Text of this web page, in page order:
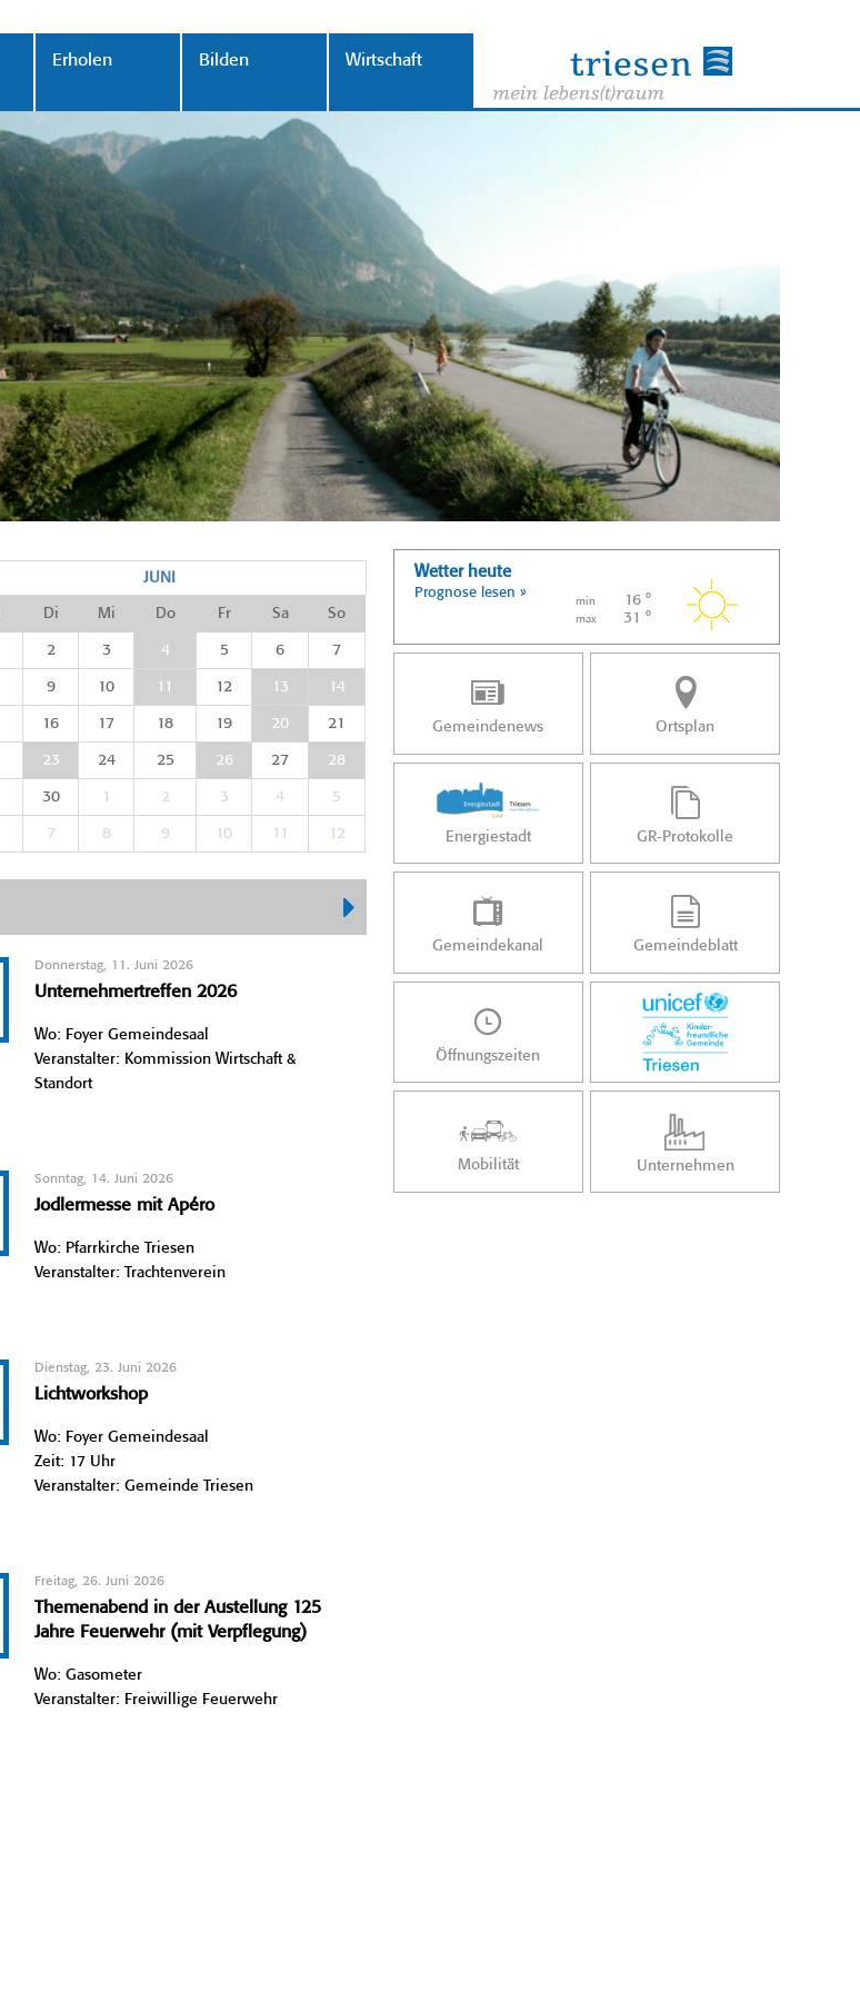
Erholen Bilden Wirtschaft
JUNI
Di Mi Do Fr Sa So
2 3 4 5 6 7
9 10 11 12 13 14
16 17 18 19 20 21
23 24 25 26 27 28
30 1 2 3 4 5
7 8 9 10 11 12
Donnerstag, 11. Juni 2026
Unternehmertreffen 2026
Wo: Foyer Gemeindesaal
Veranstalter: Kommission Wirtschaft &
Standort
Sonntag, 14. Juni 2026
Jodlermesse mit Apéro
Wo: Pfarrkirche Triesen
Veranstalter: Trachtenverein
Dienstag, 23. Juni 2026
Lichtworkshop
Wo: Foyer Gemeindesaal
Zeit: 17 Uhr
Veranstalter: Gemeinde Triesen
Freitag, 26. Juni 2026
Themenabend in der Austellung 125
Jahre Feuerwehr (mit Verpflegung)
Wo: Gasometer
Veranstalter: Freiwillige Feuerwehr
Wetter heute
Prognose lesen »
min 16 °
max 31 °
Gemeindenews Ortsplan
Energiestadt GR-Protokolle
Gemeindekanal Gemeindeblatt
Öffnungszeiten
Mobilität Unternehmen